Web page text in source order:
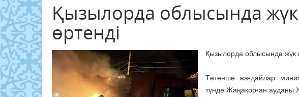
Қызылорда облысында жүк
өртенді
Қызылорда облысында жүк
Төтенше жағдайлар
түнде Жаңақорған ауданы